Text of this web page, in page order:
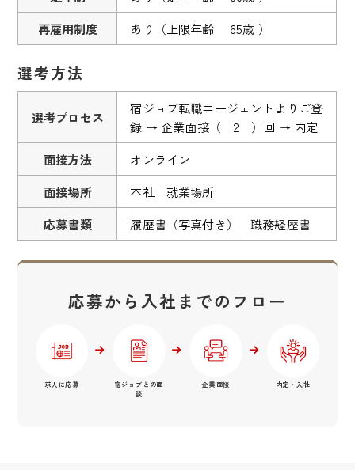
再雇用制度
あり（上限年齢 65歳 ）
選考方法
選考プロセス
宿ジョブ転職エージェントよりご登
録 → 企業面接（ 2 ）回 → 内定
面接方法
オンライン
面接場所
本社 就業場所
応募書類
履歴書（写真付き） 職務経歴書
応募から入社までのフロー
求人に応募
宿ジョブとの面
談
企業面接 内定・入社